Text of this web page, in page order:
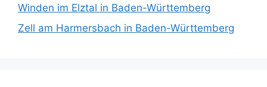
Winden im Elztal in Baden-Württemberg
Zell am Harmersbach in Baden-Württemberg